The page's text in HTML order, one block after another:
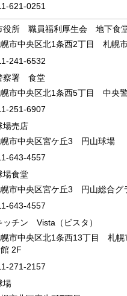
621-0251
役所 職員福利厚生会 地下食
市中央区北1条西2丁目 札幌
241-6532
察署 食堂
市中央区北1条西5丁目 中央
251-6907
場売店
市中央区宮ケ丘3 円山球場
643-4557
場食堂
市中央区宮ケ丘3 円山総合グ
643-4557
ッチン Vista（ビスタ）
市中央区北1条西13丁目 札幌
2F
271-2157
場